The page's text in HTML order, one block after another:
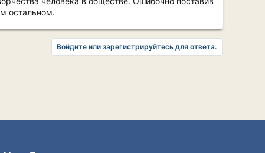
остальном.
Войдите или зарегистрируйтесь для ответа.